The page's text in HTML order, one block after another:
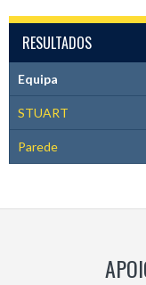
RESULTADOS
Equipa
STUART
Parede